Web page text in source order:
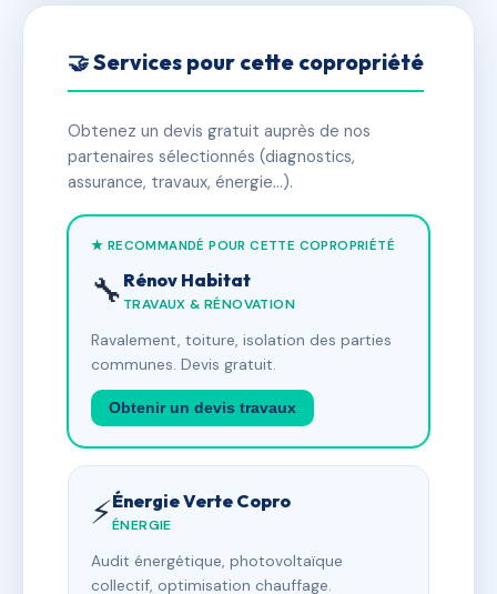
🤝 Services pour cette copropriété
Obtenez un devis gratuit auprès de nos
partenaires sélectionnés (diagnostics,
assurance, travaux, énergie…).
★ RECOMMANDÉ POUR CETTE COPROPRIÉTÉ
🔧 Rénov Habitat
TRAVAUX & RÉNOVATION
Ravalement, toiture, isolation des parties
communes. Devis gratuit.
Obtenir un devis travaux
⚡Énergie Verte Copro
ÉNERGIE
Audit énergétique, photovoltaïque
collectif, optimisation chauffage.